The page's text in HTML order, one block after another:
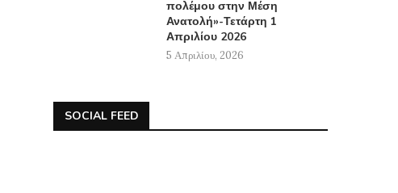
πολέμου στην Μέση
Ανατολή»-Τετάρτη 1
Απριλίου 2026
5 Απριλίου, 2026
SOCIAL FEED